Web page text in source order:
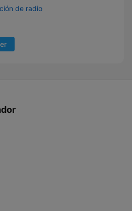
de radio